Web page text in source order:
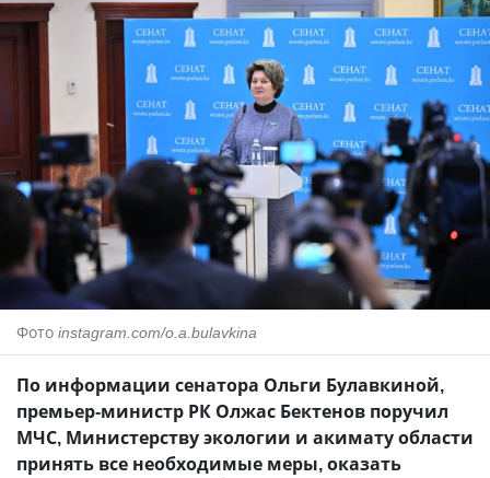
Фото instagram.com/o.a.bulavkina
По информации сенатора Ольги Булавкиной,
премьер-министр РК Олжас Бектенов поручил
МЧС, Министерству экологии и акимату области
принять все необходимые меры, оказать